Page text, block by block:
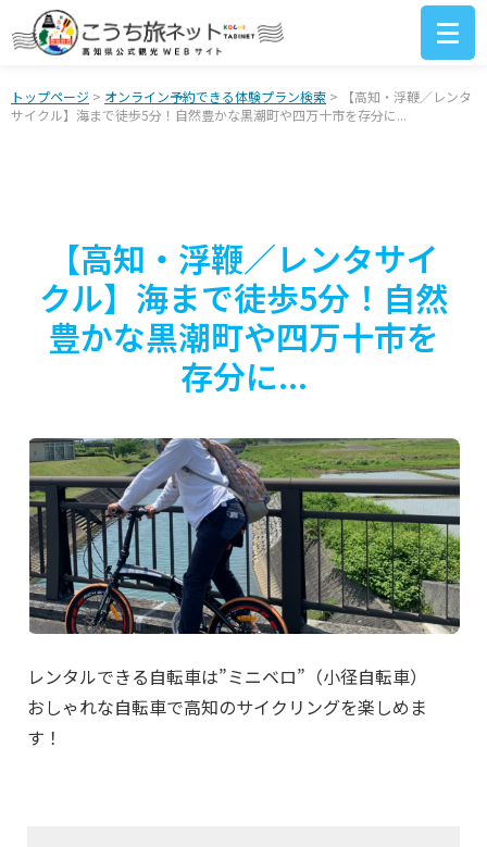
トップページ > オンライン予約できる体験プラン検索 > 【高知・浮鞭／レンタ
サイクル】海まで徒歩5分！自然豊かな黒潮町や四万十市を存分に...
【高知・浮鞭／レンタサイ
クル】海まで徒歩5分！自然
豊かな黒潮町や四万十市を
存分に...
レンタルできる自転車は”ミニベロ”（小径自転車）
おしゃれな自転車で高知のサイクリングを楽しめま
す！